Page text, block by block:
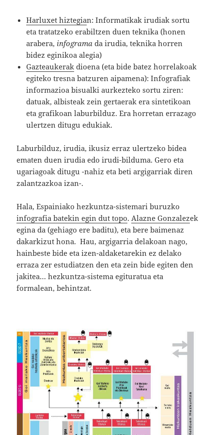
Harluxet hiztegian: Informatikak irudiak sortu
eta tratatzeko erabiltzen duen teknika (honen
arabera, infograma da irudia, teknika horren
bidez eginikoa alegia)
Gazteaukerak dioena (eta bide batez horrelakoak
egiteko tresna batzuren aipamena): Infografiak
informazioa bisualki aurkezteko sortu ziren:
datuak, albisteak zein gertaerak era sintetikoan
eta grafikoan laburbilduz. Era horretan errazago
ulertzen ditugu edukiak.
Laburbilduz, irudia, ikusiz erraz ulertzeko bidea
ematen duen irudia edo irudi-bilduma. Gero eta
ugariagoak ditugu -nahiz eta beti argigarriak diren
zalantzazkoa izan-.
Hala, Espainiako hezkuntza-sistemari buruzko
infografia batekin egin dut topo.Alazne Gonzalezek
egina da (gehiago ere baditu), eta bere baimenaz
dakarkizut hona. Hau, argigarria delakoan nago,
hainbeste bide eta izen-aldaketarekin ez delako
erraza zer estudiatzen den eta zein bide egiten den
jakitea… hezkuntza-sistema egituratua eta
formalean, behintzat.